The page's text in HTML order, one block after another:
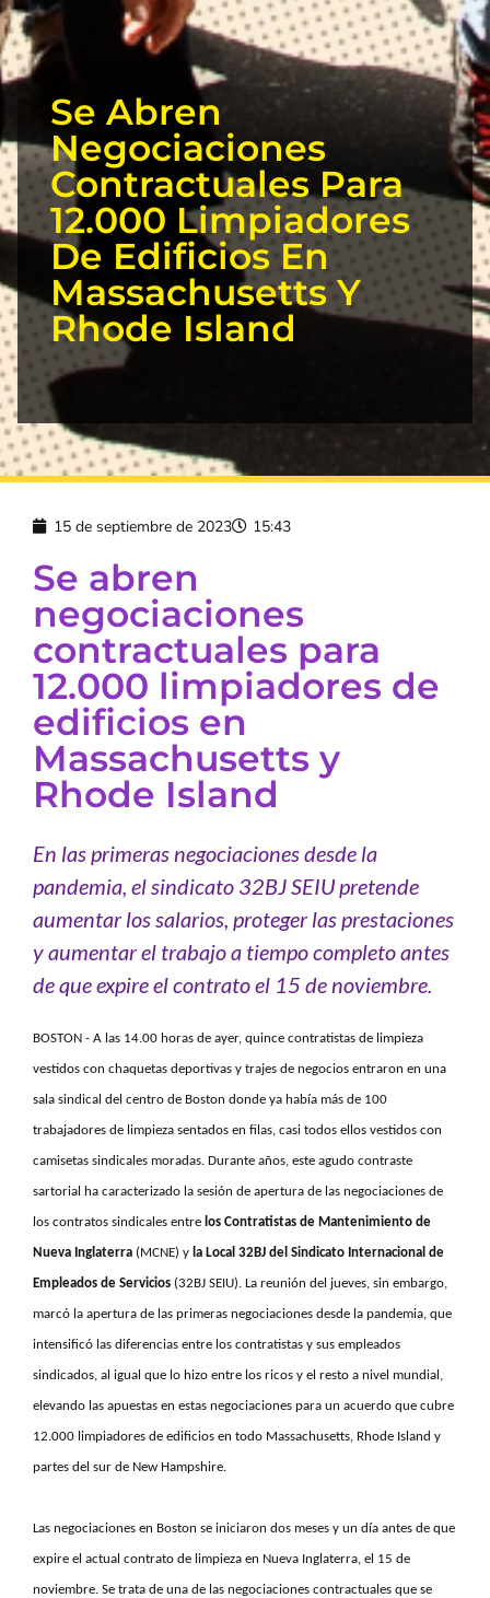
Se Abren
Negociaciones
Contractuales Para
12.000 Limpiadores
De Edificios En
Massachusetts Y
Rhode Island
15 de septiembre de 2023 15:43
Se abren
negociaciones
contractuales para
12.000 limpiadores de
edificios en
Massachusetts y
Rhode Island
En las primeras negociaciones desde la
pandemia, el sindicato 32BJ SEIU pretende
aumentar los salarios, proteger las prestaciones
y aumentar el trabajo a tiempo completo antes
de que expire el contrato el 15 de noviembre.
BOSTON - A las 14.00 horas de ayer, quince contratistas de limpieza
vestidos con chaquetas deportivas y trajes de negocios entraron en una
sala sindical del centro de Boston donde ya había más de 100
trabajadores de limpieza sentados en filas, casi todos ellos vestidos con
camisetas sindicales moradas. Durante años, este agudo contraste
sartorial ha caracterizado la sesión de apertura de las negociaciones de
los contratos sindicales entre los Contratistas de Mantenimiento de
Nueva Inglaterra (MCNE) y la Local 32BJ del Sindicato Internacional de
Empleados de Servicios (32BJ SEIU). La reunión del jueves, sin embargo,
marcó la apertura de las primeras negociaciones desde la pandemia, que
intensificó las diferencias entre los contratistas y sus empleados
sindicados, al igual que lo hizo entre los ricos y el resto a nivel mundial,
elevando las apuestas en estas negociaciones para un acuerdo que cubre
12.000 limpiadores de edificios en todo Massachusetts, Rhode Island y
partes del sur de New Hampshire.
Las negociaciones en Boston se iniciaron dos meses y un día antes de que
expire el actual contrato de limpieza en Nueva Inglaterra, el 15 de
noviembre. Se trata de una de las negociaciones contractuales que se